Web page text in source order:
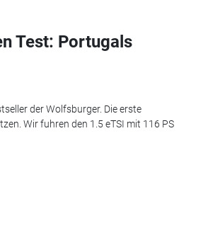
Test: Portugals
der Wolfsburger. Die erste
Wir fuhren den 1.5 eTSI mit 116 PS